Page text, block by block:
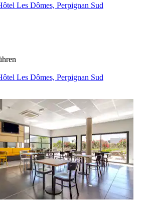
Les Dômes, Perpignan Sud
Les Dômes, Perpignan Sud